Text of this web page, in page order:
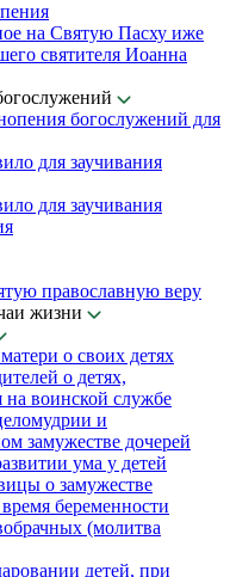
на Святую Пасху иже
святителя Иоанна
богослужений для
для заучивания
для заучивания
православную веру
жизни
о своих детях
о детях,
на воинской службе
и
замужестве дочерей
ума у детей
о замужестве
беременности
(молитва
детей, при